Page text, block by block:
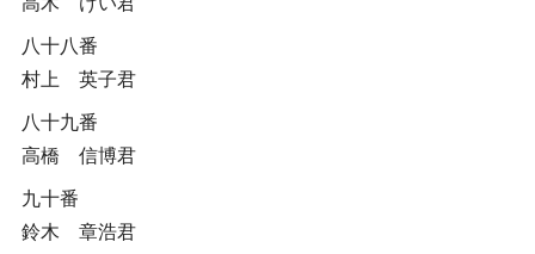
八十八番
村上 英子君
八十九番
高橋 信博君
九十番
鈴木 章浩君